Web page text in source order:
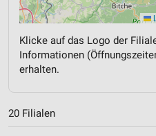
Klicke auf das Logo der
Informationen
erhalten.
20 Filialen